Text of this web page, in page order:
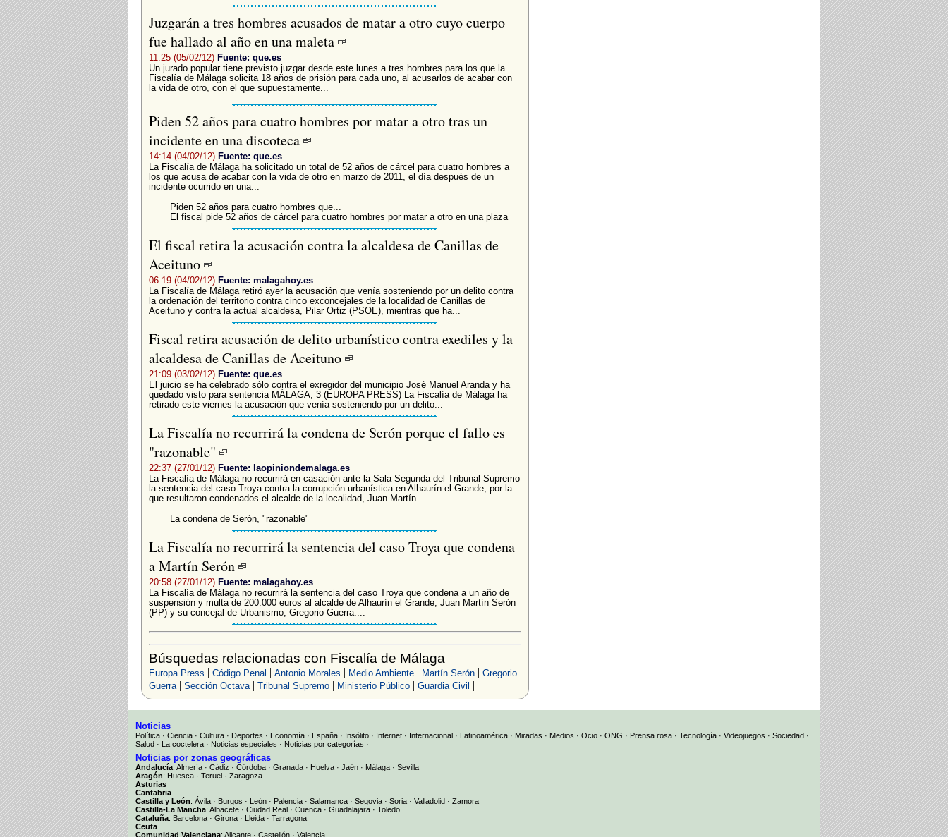
Juzgarán a tres hombres acusados de matar a otro cuyo cuerpo
fue hallado al año en una maleta
11:25 (05/02/12) Fuente: que.es
Un jurado popular tiene previsto juzgar desde este lunes a tres hombres para los que la
Fiscalía de Málaga solicita 18 años de prisión para cada uno, al acusarlos de acabar con
la vida de otro, con el que supuestamente...
Piden 52 años para cuatro hombres por matar a otro tras un
incidente en una discoteca
14:14 (04/02/12) Fuente: que.es
La Fiscalía de Málaga ha solicitado un total de 52 años de cárcel para cuatro hombres a
los que acusa de acabar con la vida de otro en marzo de 2011, el día después de un
incidente ocurrido en una...
Piden 52 años para cuatro hombres que...
El fiscal pide 52 años de cárcel para cuatro hombres por matar a otro en una plaza
El fiscal retira la acusación contra la alcaldesa de Canillas de
Aceituno
06:19 (04/02/12) Fuente: malagahoy.es
La Fiscalía de Málaga retiró ayer la acusación que venía sosteniendo por un delito contra
la ordenación del territorio contra cinco exconcejales de la localidad de Canillas de
Aceituno y contra la actual alcaldesa, Pilar Ortiz (PSOE), mientras que ha...
Fiscal retira acusación de delito urbanístico contra exediles y la
alcaldesa de Canillas de Aceituno
21:09 (03/02/12) Fuente: que.es
El juicio se ha celebrado sólo contra el exregidor del municipio José Manuel Aranda y ha
quedado visto para sentencia MÁLAGA, 3 (EUROPA PRESS) La Fiscalía de Málaga ha
retirado este viernes la acusación que venía sosteniendo por un delito...
La Fiscalía no recurrirá la condena de Serón porque el fallo es
"razonable"
22:37 (27/01/12) Fuente: laopiniondemalaga.es
La Fiscalía de Málaga no recurrirá en casación ante la Sala Segunda del Tribunal Supremo
la sentencia del caso Troya contra la corrupción urbanística en Alhaurín el Grande, por la
que resultaron condenados el alcalde de la localidad, Juan Martín...
La condena de Serón, "razonable"
La Fiscalía no recurrirá la sentencia del caso Troya que condena
a Martín Serón
20:58 (27/01/12) Fuente: malagahoy.es
La Fiscalía de Málaga no recurrirá la sentencia del caso Troya que condena a un año de
suspensión y multa de 200.000 euros al alcalde de Alhaurín el Grande, Juan Martín Serón
(PP) y su concejal de Urbanismo, Gregorio Guerra....
Búsquedas relacionadas con Fiscalía de Málaga
Europa Press | Código Penal | Antonio Morales | Medio Ambiente| Martín Serón| Gregorio
Guerra| Sección Octava| Tribunal Supremo| Ministerio Público| Guardia Civil |
Noticias
Política · Ciencia · Cultura · Deportes · Economía · España · Insólito · Internet · Internacional · Latinoamérica · Miradas · Medios · Ocio · ONG · Prensa rosa · Tecnología · Videojuegos · Sociedad ·
Salud · La coctelera · Noticias especiales · Noticias por categorías ·
Noticias por zonas geográficas
Andalucía: Almería · Cádiz · Córdoba · Granada · Huelva · Jaén · Málaga · Sevilla
Aragón: Huesca · Teruel · Zaragoza
Asturias
Cantabria
Castilla y León: Ávila · Burgos · León · Palencia · Salamanca · Segovia · Soria · Valladolid · Zamora
Castilla-La Mancha: Albacete · Ciudad Real · Cuenca · Guadalajara · Toledo
Cataluña: Barcelona · Girona · Lleida · Tarragona
Ceuta
Comunidad Valenciana: Alicante · Castellón · Valencia